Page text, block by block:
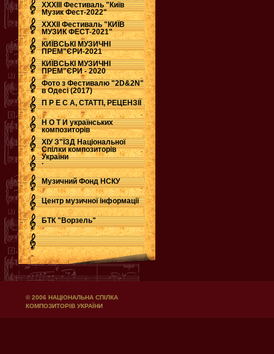
ХХХІІІ Фестиваль "Київ
Музик Фест-2022"
ХХХІІ Фестиваль "КИЇВ
МУЗИК ФЕСТ-2021"
КИЇВСЬКІ МУЗИЧНІ
ПРЕМ"ЄРИ-2021
КИЇВСЬКІ МУЗИЧНІ
ПРЕМ"ЄРИ - 2020
Фото з Фестивалю "2D&2N"
в Одесі (2017)
П Р Е С А, СТАТТІ, РЕЦЕНЗІЇ
Н О Т И українських
композиторів
ХІУ З"ЇЗД Національної
Спілки композиторів
України
.
Музичний Фонд НСКУ
Центр музичної інформації
БТК "Ворзель"
© 2006 НАЦІОНАЛЬНА СПІЛКА
КОМПОЗИТОРІВ УКРАЇНИ